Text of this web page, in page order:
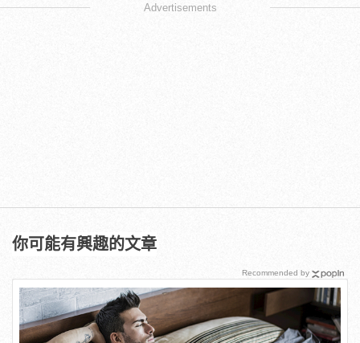
Advertisements
你可能有興趣的文章
Recommended by